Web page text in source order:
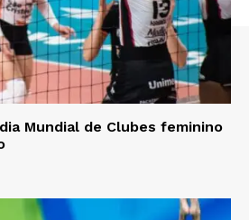
Mundial de Clubes feminino